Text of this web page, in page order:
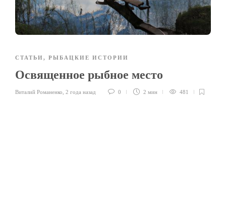
СТАТЬИ , РЫБАЦКИЕ ИСТОРИИ
Освященное рыбное место
Виталий Романенко 2 года назад 0 2 мин 481